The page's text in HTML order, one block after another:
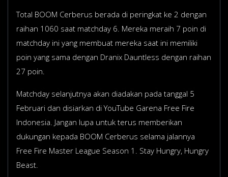
Total BOOM Cerberus berada di peringkat ke 2 dengan
raihan 1060 saat matchday 6. Mereka meraih 7 poin di
matchday ini yang membuat mereka saat ini memiliki
poin yang sama dengan Dranix Dauntless dengan raihan
27 poin.
Matchday selanjutnya akan diadakan pada tanggal 5
Februari dan disiarkan di YouTube Garena Free Fire
Indonesia. Jangan lupa untuk terus memberikan
dukungan kepada BOOM Cerberus selama jalannya
Free Fire Master League Season 1. Stay Hungry, Hungry
Beast.